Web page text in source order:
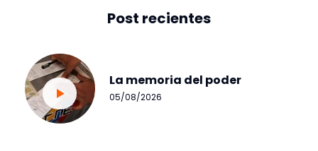
Post recientes
La memoria del poder
05/08/2026